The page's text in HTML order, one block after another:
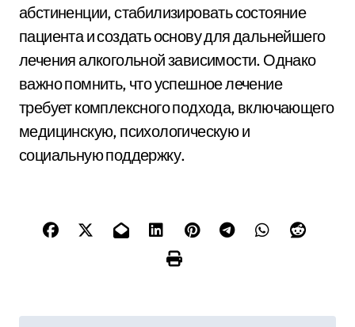
абстиненции, стабилизировать состояние
пациента и создать основу для дальнейшего
лечения алкогольной зависимости. Однако
важно помнить, что успешное лечение
требует комплексного подхода, включающего
медицинскую, психологическую и
социальную поддержку.